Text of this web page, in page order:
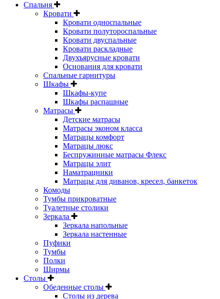
Спальня
Кровати
Кровати односпальные
Кровати полутороспальные
Кровати двуспальные
Кровати раскладные
Двухъярусные кровати
Основания для кровати
Спальные гарнитуры
Шкафы
Шкафы-купе
Шкафы распашные
Матрасы
Детские матрасы
Матрасы эконом класса
Матрацы комфорт
Матрацы люкс
Беспружинные матрасы Флекс
Матрацы элит
Наматрацники
Матрацы для диванов, кресел, банкеток
Комоды
Тумбы прикроватные
Туалетные столики
Зеркала
Зеркала напольные
Зеркала настенные
Пуфики
Тумбы
Полки
Ширмы
Столы
Обеденные столы
Столы из дерева